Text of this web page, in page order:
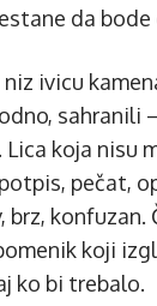
da bode
ivicu
sahranili
koja nisu
pečat,
konfuzan.
koji
ko bi trebalo.